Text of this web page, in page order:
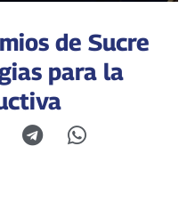
de Sucre
para la